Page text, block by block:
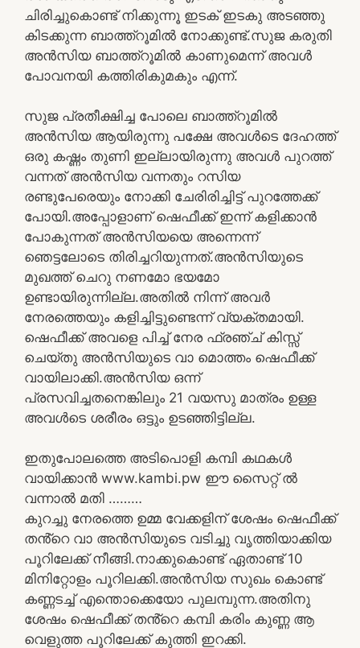
ചിരിച്ചുകൊണ്ട് നിക്കുന്നൂ ഇടക് ഇടകു അടഞ്ഞു
കിടക്കുന്ന ബാത്ത്റൂമിൽ നോക്കുണ്ട്.സുജ കരുതി
അൻസിയ ബാത്ത്റൂമിൽ കാണുമെന്ന് അവൾ
പോവനയി കത്തിരികുമകും എന്ന്.
സുജ പ്രതീക്ഷിച്ച പോലെ ബാത്ത്റൂമിൽ
അൻസിയ ആയിരുന്നു പക്ഷേ അവൾടെ ദേഹത്ത്
ഒരു കഷ്ണം തുണി ഇല്ലായിരുന്നു അവൾ പുറത്ത്
വന്നത് അൻസിയ വന്നതും റസിയ
രണ്ടുപേരെയും നോക്കി ചേരിരിച്ചിട്ട് പുറത്തേക്ക്
പോയി.അപ്പോളാണ് ഷെഫീക്ക് ഇന്ന് കളിക്കാൻ
പോകുന്നത് അൻസിയയെ അന്നെന്ന്
ഞെട്ടലോടെ തിരിച്ചറിയുന്നത്.അൻസിയുടെ
മുഖത്ത് ചെറു നണമോ ഭയമോ
ഉണ്ടായിരുന്നില്ല.അതിൽ നിന്ന് അവർ
നേരത്തെയും കളിച്ചിട്ടുണ്ടെന്ന് വ്യക്തമായി.
ഷെഫീക്ക് അവളെ പിച്ച് നേര ഫ്രഞ്ച് കിസ്സ്
ചെയ്തു അൻസിയുടെ വാ മൊത്തം ഷെഫീക്ക്
വായിലാക്കി.അൻസിയ ഒന്ന്
പ്രസവിച്ചതനെങ്കിലും 21 വയസു മാത്രം ഉള്ള
അവൾടെ ശരീരം ഒട്ടും ഉടഞ്ഞിട്ടില്ല.
ഇതുപോലത്തെ അടിപൊളി കമ്പി കഥകൾ
വായിക്കാൻ www.kambi.pw ഈ സൈറ്റ് ൽ
വന്നാൽ മതി ………
കുറച്ചു നേരത്തെ ഉമ്മ വേക്കളിന് ശേഷം ഷെഫീക്ക്
തൻ്റെ വാ അൻസിയുടെ വടിച്ചു വൃത്തിയാക്കിയ
പൂറിലേക്ക് നീങ്ങി.നാക്കുകൊണ്ട് ഏതാണ്ട് 10
മിനിറ്റോളം പൂറിലക്കി.അൻസിയ സുഖം കൊണ്ട്
കണ്ണടച്ച് എന്തൊക്കെയോ പുലമ്പുന്ന.അതിനു
ശേഷം ഷെഫീക്ക് തൻ്റെ കമ്പി കരിം കുണ്ണ ആ
വെളുത്ത പൂറിലേക്ക് കുത്തി ഇറക്കി.